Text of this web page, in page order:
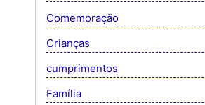
Comemoração
Crianças
cumprimentos
Família